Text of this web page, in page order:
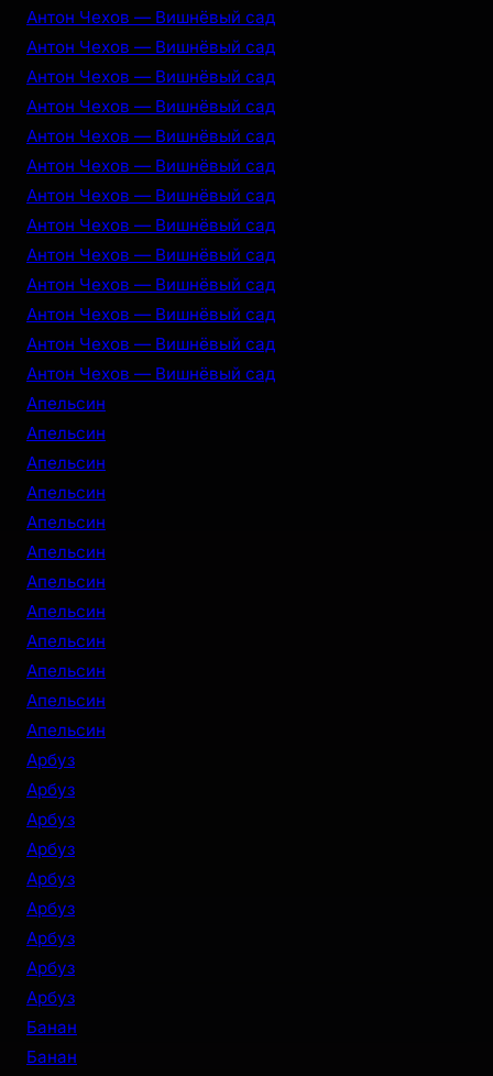
Антон Чехов — Вишнёвый сад
Антон Чехов — Вишнёвый сад
Антон Чехов — Вишнёвый сад
Антон Чехов — Вишнёвый сад
Антон Чехов — Вишнёвый сад
Антон Чехов — Вишнёвый сад
Антон Чехов — Вишнёвый сад
Антон Чехов — Вишнёвый сад
Антон Чехов — Вишнёвый сад
Антон Чехов — Вишнёвый сад
Антон Чехов — Вишнёвый сад
Антон Чехов — Вишнёвый сад
Антон Чехов — Вишнёвый сад
Апельсин
Апельсин
Апельсин
Апельсин
Апельсин
Апельсин
Апельсин
Апельсин
Апельсин
Апельсин
Апельсин
Апельсин
Арбуз
Арбуз
Арбуз
Арбуз
Арбуз
Арбуз
Арбуз
Арбуз
Арбуз
Банан
Банан